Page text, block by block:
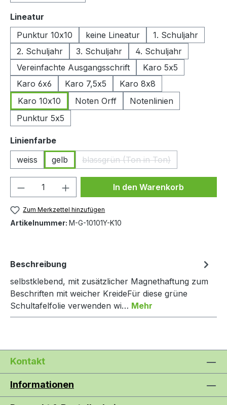
Lineatur
Punktur 10x10
keine Lineatur
1. Schuljahr
2. Schuljahr
3. Schuljahr
4. Schuljahr
Vereinfachte Ausgangsschrift
Karo 5x5
Karo 6x6
Karo 7,5x5
Karo 8x8
Karo 10x10
Noten Orff
Notenlinien
Punktur 5x5
Linienfarbeauswählen
weiss
gelb blassgrün (Ton in Ton)
(Diese Option ist zurzeit
Produkt Anzahl: Gib denIn den Warenkorb
Zum Merkzettel hinzufügen
Artikelnummer: M-G-10101Y-K10
Beschreibung
selbstklebend, mit zusätzlicher Magnethaftung zum
Beschriften mit weicher KreideFür diese grüne
Schultafelfolie verwenden wi… Mehr
Kontakt
Informationen